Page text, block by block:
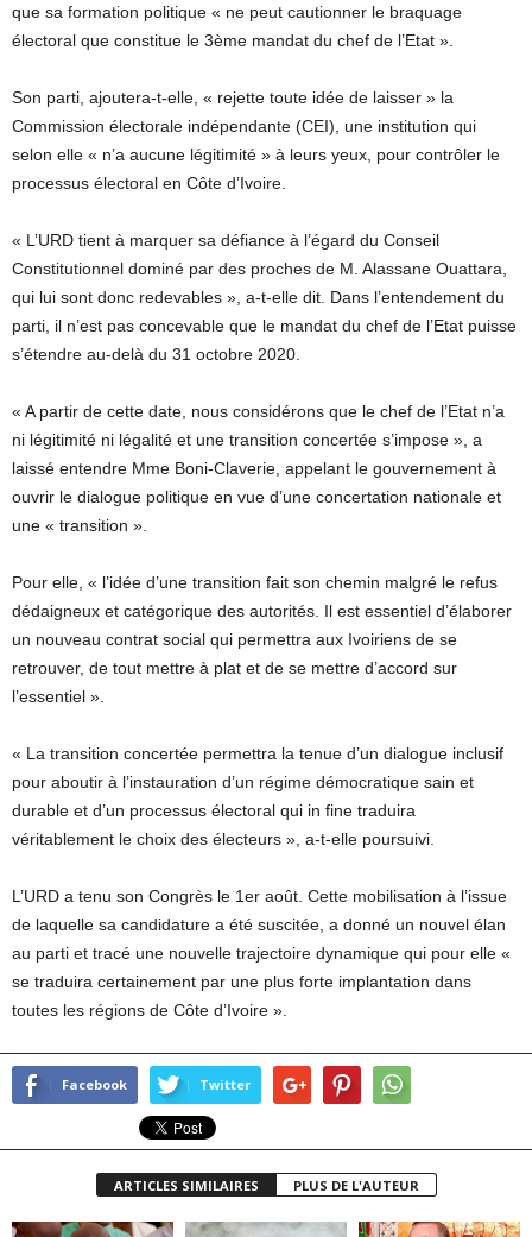
que sa formation politique « ne peut cautionner le braquage
électoral que constitue le 3ème mandat du chef de l’Etat ».
Son parti, ajoutera-t-elle, « rejette toute idée de laisser » la
Commission électorale indépendante (CEI), une institution qui
selon elle « n’a aucune légitimité » à leurs yeux, pour contrôler le
processus électoral en Côte d’Ivoire.
« L’URD tient à marquer sa défiance à l’égard du Conseil
Constitutionnel dominé par des proches de M. Alassane Ouattara,
qui lui sont donc redevables », a-t-elle dit. Dans l’entendement du
parti, il n’est pas concevable que le mandat du chef de l’Etat puisse
s’étendre au-delà du 31 octobre 2020.
« A partir de cette date, nous considérons que le chef de l’Etat n’a
ni légitimité ni légalité et une transition concertée s’impose », a
laissé entendre Mme Boni-Claverie, appelant le gouvernement à
ouvrir le dialogue politique en vue d’une concertation nationale et
une « transition ».
Pour elle, « l’idée d’une transition fait son chemin malgré le refus
dédaigneux et catégorique des autorités. Il est essentiel d’élaborer
un nouveau contrat social qui permettra aux Ivoiriens de se
retrouver, de tout mettre à plat et de se mettre d’accord sur
l’essentiel ».
« La transition concertée permettra la tenue d’un dialogue inclusif
pour aboutir à l’instauration d’un régime démocratique sain et
durable et d’un processus électoral qui in fine traduira
véritablement le choix des électeurs », a-t-elle poursuivi.
L’URD a tenu son Congrès le 1er août. Cette mobilisation à l’issue
de laquelle sa candidature a été suscitée, a donné un nouvel élan
au parti et tracé une nouvelle trajectoire dynamique qui pour elle «
se traduira certainement par une plus forte implantation dans
toutes les régions de Côte d’Ivoire ».
Facebook Twitter
ARTICLES SIMILAIRES PLUS DE L'AUTEUR